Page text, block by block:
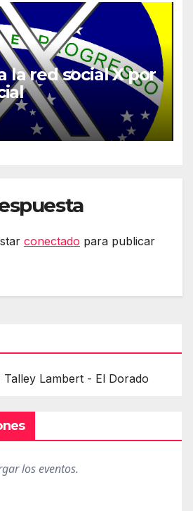
la red social X por
conectado para publicar
Talley Lambert - El Dorado